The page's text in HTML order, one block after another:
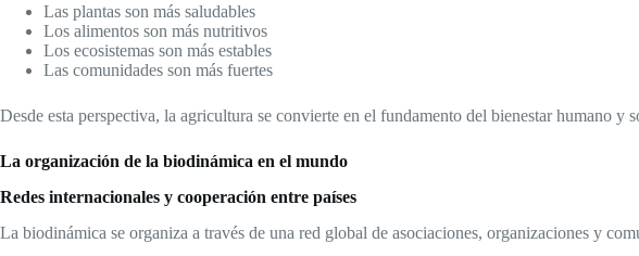
Las plantas son más saludables
Los alimentos son más nutritivos
Los ecosistemas son más estables
Las comunidades son más fuertes
Desde esta perspectiva, la agricultura se convierte en el fundamento del bienestar humano
La organización de la biodinámica en el mundo
Redes internacionales y cooperación entre países
La biodinámica se organiza a través de una red global de asociaciones, organizaciones y